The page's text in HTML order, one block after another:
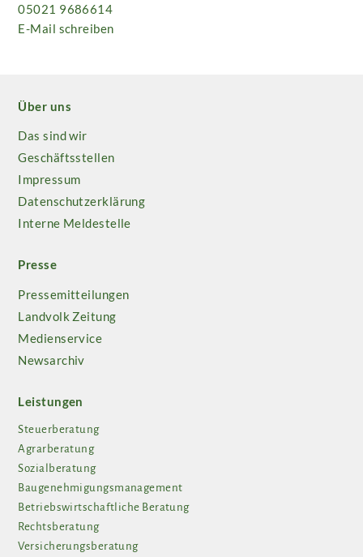
05021 9686614
E-Mail schreiben
Über uns
Das sind wir
Geschäftsstellen
Impressum
Datenschutzerklärung
Interne Meldestelle
Presse
Pressemitteilungen
Landvolk Zeitung
Medienservice
Newsarchiv
Leistungen
Steuerberatung
Agrarberatung
Sozialberatung
Baugenehmigungsmanagement
Betriebswirtschaftliche Beratung
Rechtsberatung
Versicherungsberatung